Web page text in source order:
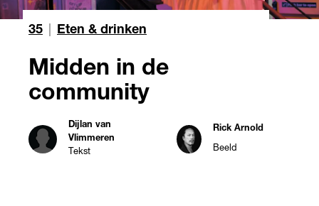
35 Eten & drinken
Midden in de
community
Dijlan van
Vlimmeren
Tekst
Rick Arnold
Beeld